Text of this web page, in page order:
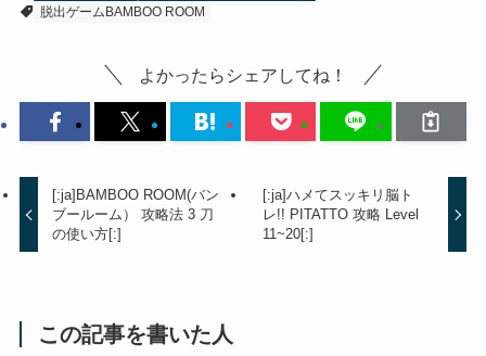
脱出ゲームBAMBOO ROOM
よかったらシェアしてね！
[:ja]BAMBOO ROOM(バン
ブールーム） 攻略法 3 刀
の使い方[:]
[:ja]ハメてスッキリ脳ト
レ!! PITATTO 攻略 Level
11~20[:]
この記事を書いた人